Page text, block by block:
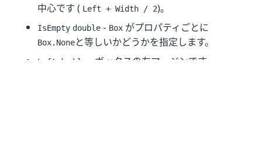
中心です ( Left + Width / 2)。
IsEmpty double - Box がプロパティごとに
Box.Noneと等しいかどうかを指定します。
Left double - ボックスの左マージンです。